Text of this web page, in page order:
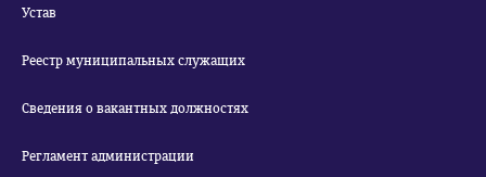
Устав
Реестр муниципальных служащих
Сведения о вакантных должностях
Регламент администрации